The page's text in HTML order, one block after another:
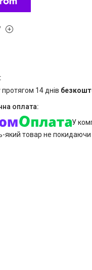
протягом 14 днів
У
який товар не покидаючи